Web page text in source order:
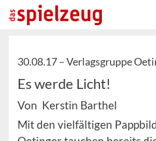
30.08.17 –Verlagsgruppe
Es werde Licht!
Von Kerstin Barthel
Mit den vielfältigen